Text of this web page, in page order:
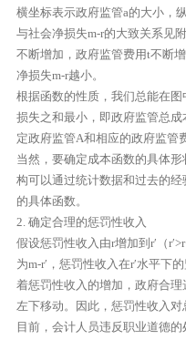
横坐标表示政府监管a的大小，
与社会净损失m-r的大致关系见
不断增加，政府监管费用t不断
净损失m-r越小。
根据函数的性质，我们总能在
损失之和最小，即政府监管总
定政府监管A和相应的政府监管
当然，要确定成本函数的具体
构可以通过统计数据和过去的
的具体函数。
2. 确定合理的惩罚性收入
假设惩罚性收入由r增加到r′（
为m-r′，惩罚性收入在r′水平下
着惩罚性收入的增加，政府合
左下移动。因此，惩罚性收入对
目前，会计人员违反职业道德